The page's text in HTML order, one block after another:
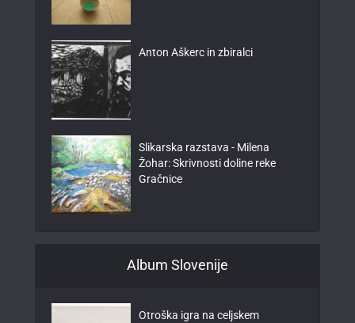
Anton Aškerc in zbiralci
Slikarska razstava - Milena
Žohar: Skrivnosti doline reke
Gračnice
Album Slovenije
Otroška igra na celjskem